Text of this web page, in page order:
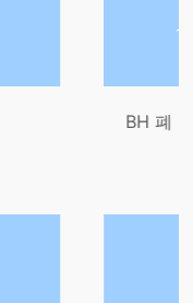
BH 폐 리튬 배터리